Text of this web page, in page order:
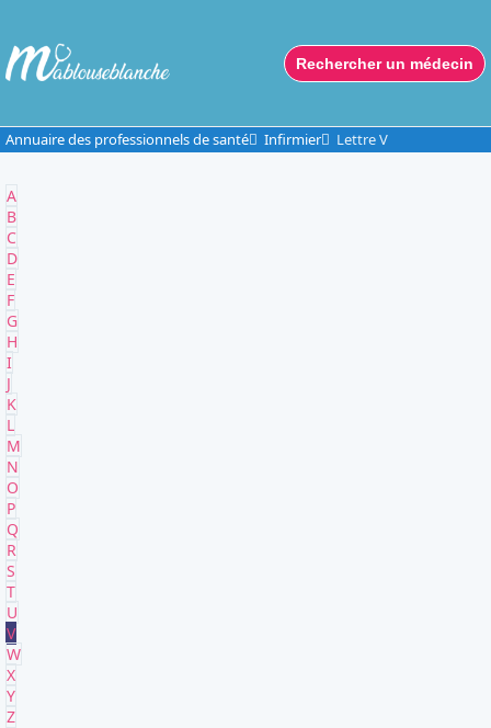
Rechercher un médecin
Annuaire des professionnels de santé Infirmier Lettre V
A
B
C
D
E
F
G
H
I
J
K
L
M
N
O
P
Q
R
S
T
U
V
W
X
Y
Z